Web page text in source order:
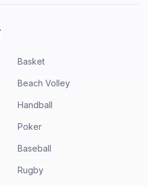
Basket
Beach Volley
Handball
Poker
Baseball
Rugby